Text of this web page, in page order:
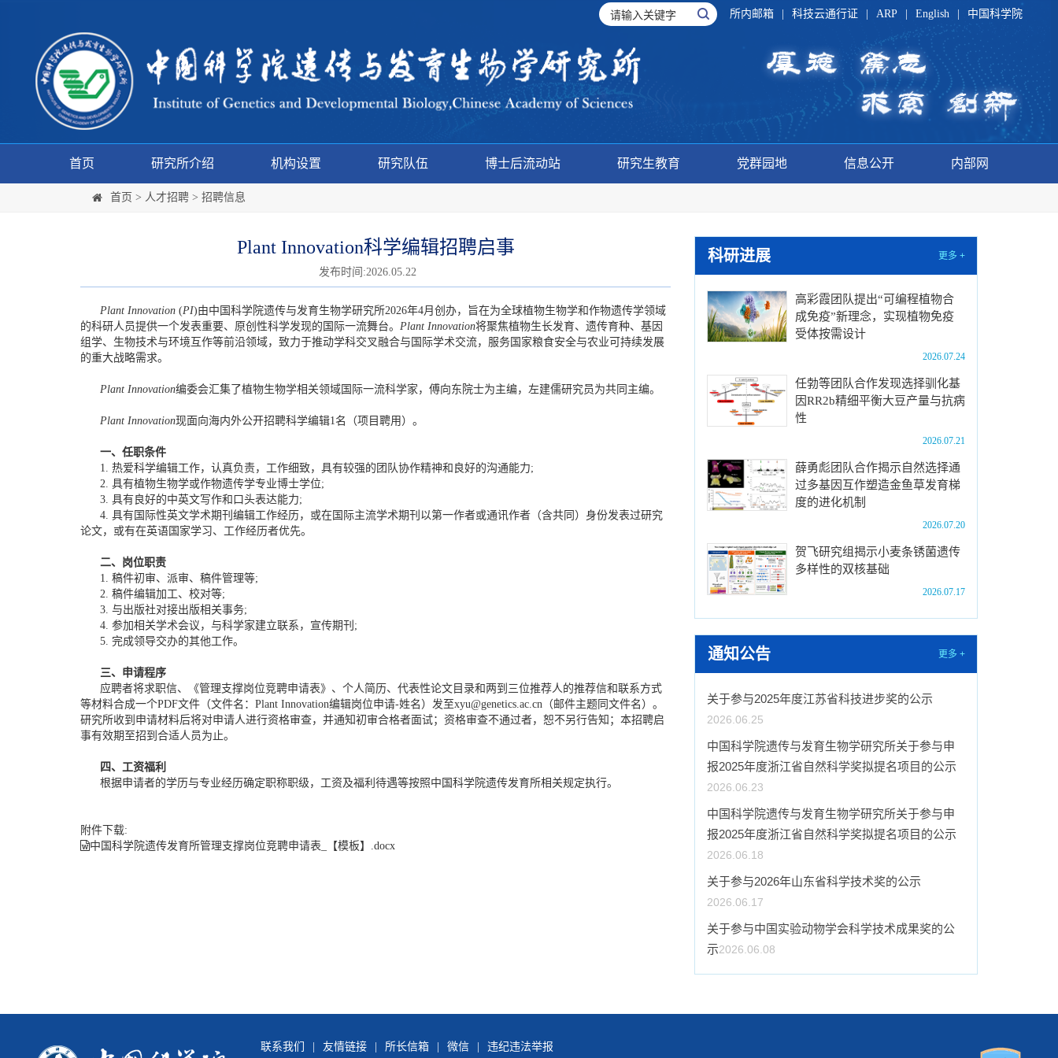
所内邮箱 科技云通行证 ARP English 中国科学院
首页 研究所介绍 机构设置 研究队伍 博士后流动站 研究生教育 党群园地 信息公开 内部网
首页 > 人才招聘 > 招聘信息
Plant Innovation科学编辑招聘启事
发布时间:2026.05.22
Plant Innovation (PI)由中国科学院遗传与发育生物学研究所2026年4月创办，旨在为全球植物生物学和作物遗传学领域
的科研人员提供一个发表重要、原创性科学发现的国际一流舞台。 Plant Innovation将聚焦植物生长发育、遗传育种、基因
组学、生物技术与环境互作等前沿领域，致力于推动学科交叉融合与国际学术交流，服务国家粮食安全与农业可持续发展
的重大战略需求。
Plant Innovation编委会汇集了植物生物学相关领域国际一流科学家，傅向东院士为主编，左建儒研究员为共同主编。
Plant Innovation现面向海内外公开招聘科学编辑1名（项目聘用）。
一、任职条件
1. 热爱科学编辑工作，认真负责，工作细致，具有较强的团队协作精神和良好的沟通能力;
2. 具有植物生物学或作物遗传学专业博士学位;
3. 具有良好的中英文写作和口头表达能力;
4. 具有国际性英文学术期刊编辑工作经历，或在国际主流学术期刊以第一作者或通讯作者（含共同）身份发表过研究
论文，或有在英语国家学习、工作经历者优先。
二、 岗位职责
1. 稿件初审、派审、稿件管理等;
2. 稿件编辑加工、校对等;
3. 与出版社对接出版相关事务;
4. 参加相关学术会议，与科学家建立联系，宣传期刊;
5. 完成领导交办的其他工作。
三、 申请程序
应聘者将求职信、《管理支撑岗位竞聘申请表》、个人简历、代表性论文目录和两到三位推荐人的推荐信和联系方式
等材料合成一个PDF文件（文件名：Plant Innovation编辑岗位申请-姓名）发至xyu@genetics.ac.cn（邮件主题同文件名）。
研究所收到申请材料后将对申请人进行资格审查，并通知初审合格者面试；资格审查不通过者，恕不另行告知；本招聘启
事有效期至招到合适人员为止。
四、 工资福利
根据申请者的学历与专业经历确定职称职级，工资及福利待遇等按照中国科学院遗传发育所相关规定执行。
附件下载:
中国科学院遗传发育所管理支撑岗位竞聘申请表_【模板】.docx
科研进展 更多 +
高彩霞团队提出“可编程植物合
成免疫”新理念，实现植物免疫
受体按需设计
2026.07.24
任勃等团队合作发现选择驯化基
因RR2b精细平衡大豆产量与抗病
性
2026.07.21
薛勇彪团队合作揭示自然选择通
过多基因互作塑造金鱼草发育梯
度的进化机制
2026.07.20
贺飞研究组揭示小麦条锈菌遗传
多样性的双核基础
2026.07.17
通知公告 更多 +
关于参与2025年度江苏省科技进步奖的公示
2026.06.25
中国科学院遗传与发育生物学研究所关于参与申
报2025年度浙江省自然科学奖拟提名项目的公示
2026.06.23
中国科学院遗传与发育生物学研究所关于参与申
报2025年度浙江省自然科学奖拟提名项目的公示
2026.06.18
关于参与2026年山东省科学技术奖的公示
2026.06.17
关于参与中国实验动物学会科学技术成果奖的公
示2026.06.08
联系我们 友情链接 所长信箱 微信 违纪违法举报